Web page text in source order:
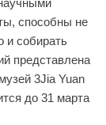
способны не
и собирать
представлена
3Jia Yuan
до 31 марта